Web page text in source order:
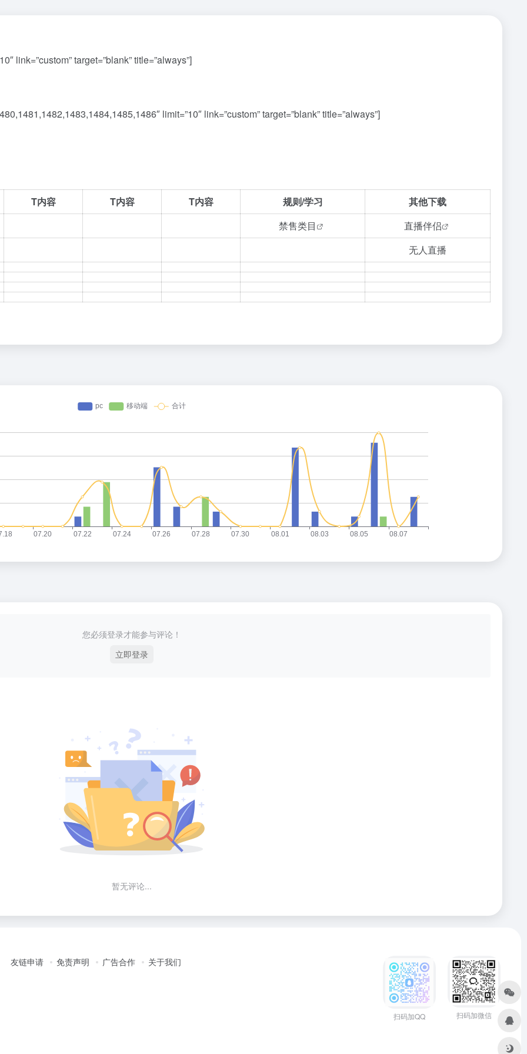
link=”custom” target=”blank” title=”always”]
limit=”10″ link=”custom” target=”blank” title=”always”]
T内容 T内容 T内容 规则/学习
其他下载
禁售类目
直播伴侣
无人直播
您必须登录才能参与评论！
立即登录
暂无评论...
友链申请 免责声明 广告合作 关于我们
扫码加QQ 扫码加微信